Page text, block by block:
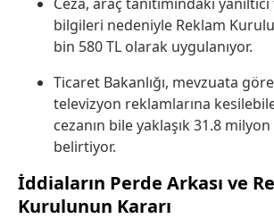
bilgileri nedeniyle Reklam
bin 580 TL olarak uygulanıyor.
Ticaret Bakanlığı, mevzuata göre
televizyon reklamlarına
cezanın bile yaklaşık 31.8
belirtiyor.
İddiaların Perde Arkası ve
Kurulunun Kararı